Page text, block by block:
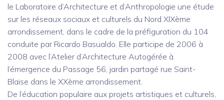
le Laboratoire d’Architecture et d’Anthropologie une étude
sur les réseaux sociaux et culturels du Nord XIXème
arrondissement, dans le cadre de la préfiguration du 104
conduite par Ricardo Basualdo. Elle participe de 2006 à
2008 avec l’Atelier d’Architecture Autogérée à
l’émergence du Passage 56, jardin partagé rue Saint-
Blaise dans le XXème arrondissement.
De l’éducation populaire aux projets artistiques et culturels,